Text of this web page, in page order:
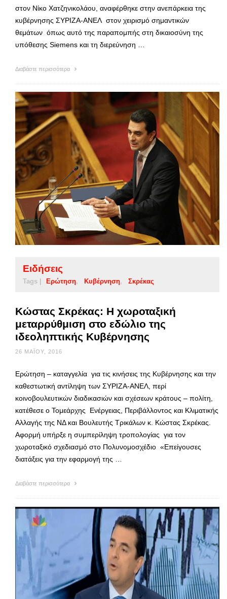
στον Νίκο Χατζηνικολάου, αναφέρθηκε στην ανεπάρκεια της
κυβέρνησης ΣΥΡΙΖΑ-ΑΝΕΛ στον χειρισμό σημαντικών
θεμάτων όπως αυτό της παραπομπής στη δικαιοσύνη της
υπόθεσης Siemens και τη διερεύνηση …
Διαβάστε περισσότερα
Ειδήσεις
Tags | Ερώτηση Κυβέρνηση Σκρέκας
Κώστας Σκρέκας: Η χωροταξική
μεταρρύθμιση στο εδώλιο της
ιδεοληπτικής Κυβέρνησης
26 ΜΑΪ́ΟΥ, 2016
Ερώτηση – καταγγελία για τις κινήσεις της Κυβέρνησης και την
καθεστωτική αντίληψη των ΣΥΡΙΖΑ-ΑΝΕΛ, περί
κοινοβουλευτικών διαδικασιών και σχέσεων κράτους – πολίτη,
κατέθεσε ο Τομεάρχης Ενέργειας, Περιβάλλοντος και Κλιματικής
Αλλαγής της ΝΔ και Βουλευτής Τρικάλων κ. Κώστας Σκρέκας.
Αφορμή υπήρξε η συμπερίληψη τροπολογίας για τον
χωροταξικό σχεδιασμό στο Πολυνομοσχέδιο «Επείγουσες
διατάξεις για την εφαρμογή της …
Διαβάστε περισσότερα